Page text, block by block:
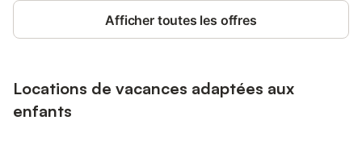
Afficher toutes les offres
Locations de vacances adaptées aux
enfants